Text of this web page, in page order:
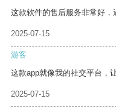
这款软件的售后服务非常好，
2025-07-15
游客
这款app就像我的社交平台，
2025-07-15